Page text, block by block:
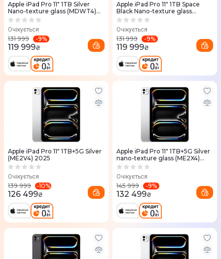
Apple iPad Pro 11" 1TB Silver
Nano-texture glass (MDWT4)
2025
Очікується
131 999 -9%
119 999₴
Apple iPad Pro 11" 1TB Space
Black Nano-texture glass
(MDWR4) 2025
Очікується
131 999 -9%
119 999₴
Apple iPad Pro 11" 1TB+5G Silver
(ME2V4) 2025
Очікується
139 999 -10%
126 499₴
Apple iPad Pro 11" 1TB+5G Silver
nano-texture glass (ME2X4)
2025
Очікується
145 999 -9%
132 499₴